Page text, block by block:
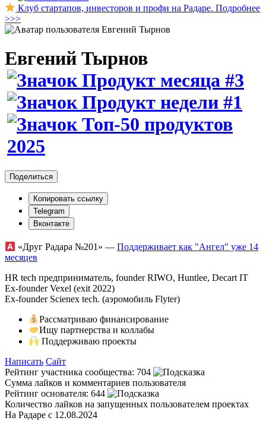
Клуб стартапов, инвесторов и профи на Радаре. Подробнее
>>>
Евгений Тырнов
Поделиться
Копировать ссылку
Telegram
Вконтакте
«Друг Радара №201» —Поддерживает как "Ангел" уже 14
месяцев
HR tech предприниматель, founder RIWO, Huntlee, Decart IT
Ex-founder Vexel (exit 2022)
Ex-founder Scienex tech. (аэромобиль Flyter)
Рассматриваю финансирование
Ищу партнерства и коллабы
Поддерживаю проекты
Написать Сайт
Рейтинг участника сообщества: 704
Сумма лайков и комментариев пользователя
Рейтинг основателя: 644
Количество лайков на запущенных пользователем проектах
На Радаре с 12.08.2024